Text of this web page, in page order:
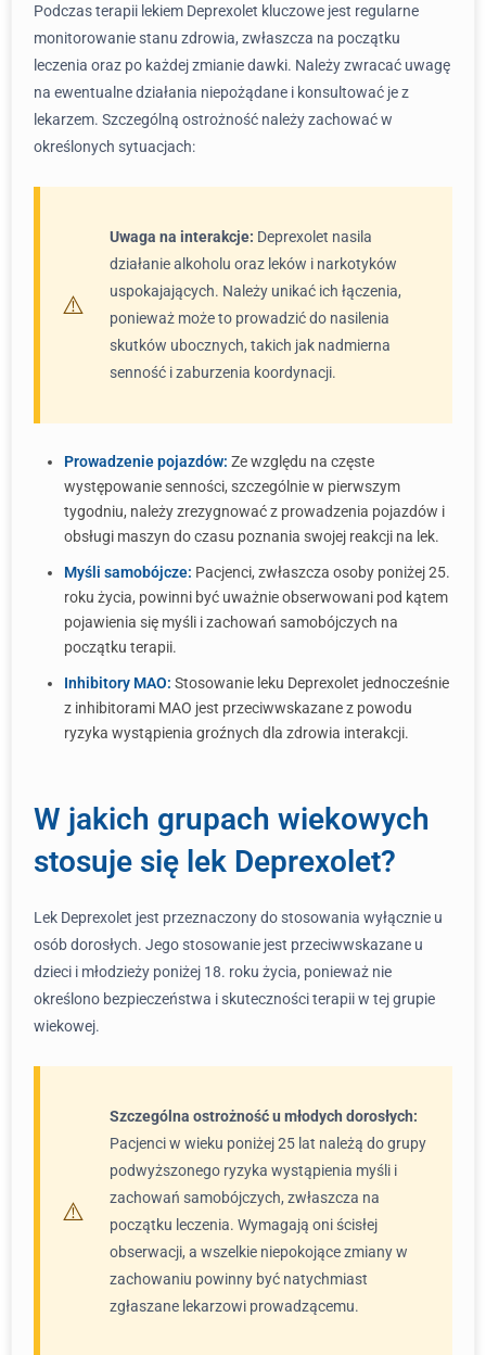
Podczas terapii lekiem Deprexolet kluczowe jest regularne
monitorowanie stanu zdrowia, zwłaszcza na początku
leczenia oraz po każdej zmianie dawki. Należy zwracać uwagę
na ewentualne działania niepożądane i konsultować je z
lekarzem. Szczególną ostrożność należy zachować w
określonych sytuacjach:
Uwaga na interakcje: Deprexolet nasila
działanie alkoholu oraz leków i narkotyków
uspokajających. Należy unikać ich łączenia,
ponieważ może to prowadzić do nasilenia
skutków ubocznych, takich jak nadmierna
senność i zaburzenia koordynacji.
Prowadzenie pojazdów: Ze względu na częste
występowanie senności, szczególnie w pierwszym
tygodniu, należy zrezygnować z prowadzenia pojazdów i
obsługi maszyn do czasu poznania swojej reakcji na lek.
Myśli samobójcze: Pacjenci, zwłaszcza osoby poniżej 25.
roku życia, powinni być uważnie obserwowani pod kątem
pojawienia się myśli i zachowań samobójczych na
początku terapii.
Inhibitory MAO: Stosowanie leku Deprexolet jednocześnie
z inhibitorami MAO jest przeciwwskazane z powodu
ryzyka wystąpienia groźnych dla zdrowia interakcji.
W jakich grupach wiekowych
stosuje się lek Deprexolet?
Lek Deprexolet jest przeznaczony do stosowania wyłącznie u
osób dorosłych. Jego stosowanie jest przeciwwskazane u
dzieci i młodzieży poniżej 18. roku życia, ponieważ nie
określono bezpieczeństwa i skuteczności terapii w tej grupie
wiekowej.
Szczególna ostrożność u młodych dorosłych:
Pacjenci w wieku poniżej 25 lat należą do grupy
podwyższonego ryzyka wystąpienia myśli i
zachowań samobójczych, zwłaszcza na
początku leczenia. Wymagają oni ścisłej
obserwacji, a wszelkie niepokojące zmiany w
zachowaniu powinny być natychmiast
zgłaszane lekarzowi prowadzącemu.